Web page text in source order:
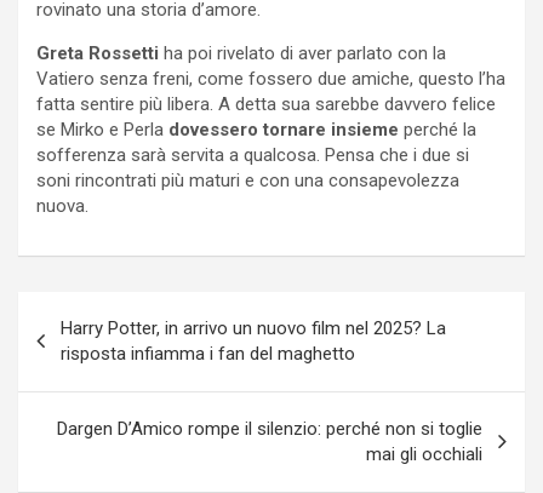
rovinato una storia d’amore.
Greta Rossetti ha poi rivelato di aver parlato con la
Vatiero senza freni, come fossero due amiche, questo l’ha
fatta sentire più libera. A detta sua sarebbe davvero felice
se Mirko e Perla dovessero tornare insieme perché la
sofferenza sarà servita a qualcosa. Pensa che i due si
soni rincontrati più maturi e con una consapevolezza
nuova.
articoli
Harry Potter, in arrivo un nuovo film nel 2025? La
risposta infiamma i fan del maghetto
Dargen D’Amico rompe il silenzio: perché non si toglie
mai gli occhiali